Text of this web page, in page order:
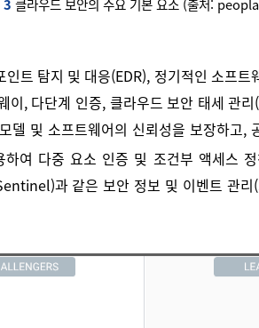
3 클라우드 보안의 주요 기본 요소 (출처:
트 탐지 및 대응(EDR), 정기적인 소프
, 다단계 인증, 클라우드 보안 태세 관
델 및 소프트웨어의 신뢰성을 보장하고,
여 다중 요소 인증 및 조건부 액세스
과 같은 보안 정보 및 이벤트 관리